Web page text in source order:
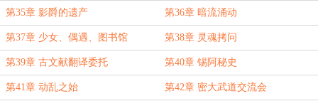
第35章 影爵的遗产 第36章 暗流涌动
第37章 少女、偶遇、图书馆 第38章 灵魂拷问
第39章 古文献翻译委托 第40章 锡阿秘史
第41章 动乱之始 第42章 密大武道交流会